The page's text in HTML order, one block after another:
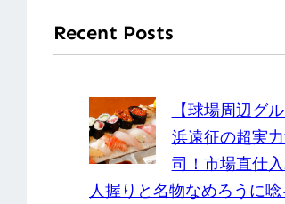
Recent Posts
【球場周辺グ
浜遠征の超実
司！市場直仕
人握りと名物なめろうに唸